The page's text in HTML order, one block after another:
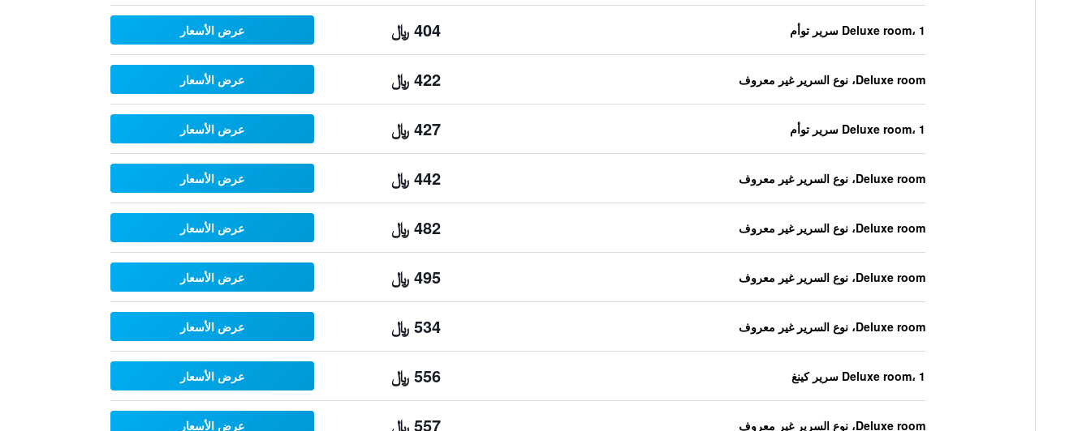
Deluxe room، 1 سرير توأم 404 ﷼ عرض الأسعار
Deluxe room، نوع السرير غير معروف 422 ﷼ عرض الأسعار
Deluxe room، 1 سرير توأم 427 ﷼ عرض الأسعار
Deluxe room، نوع السرير غير معروف 442 ﷼ عرض الأسعار
Deluxe room، نوع السرير غير معروف 482 ﷼ عرض الأسعار
Deluxe room، نوع السرير غير معروف 495 ﷼ عرض الأسعار
Deluxe room، نوع السرير غير معروف 534 ﷼ عرض الأسعار
Deluxe room، 1 سرير كينغ 556 ﷼ عرض الأسعار
Deluxe room، نوع السرير غير معروف 557 ﷼ عرض الأسعار